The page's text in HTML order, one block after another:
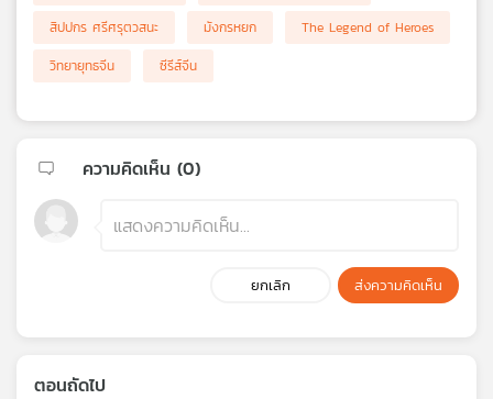
สิปปกร ศรีศรุตวสนะ
มังกรหยก
The Legend of Heroes
วิทยายุทธจีน
ซีรีส์จีน
ความคิดเห็น (0)
ยกเลิก ส่งความคิดเห็น
ตอนถัดไป